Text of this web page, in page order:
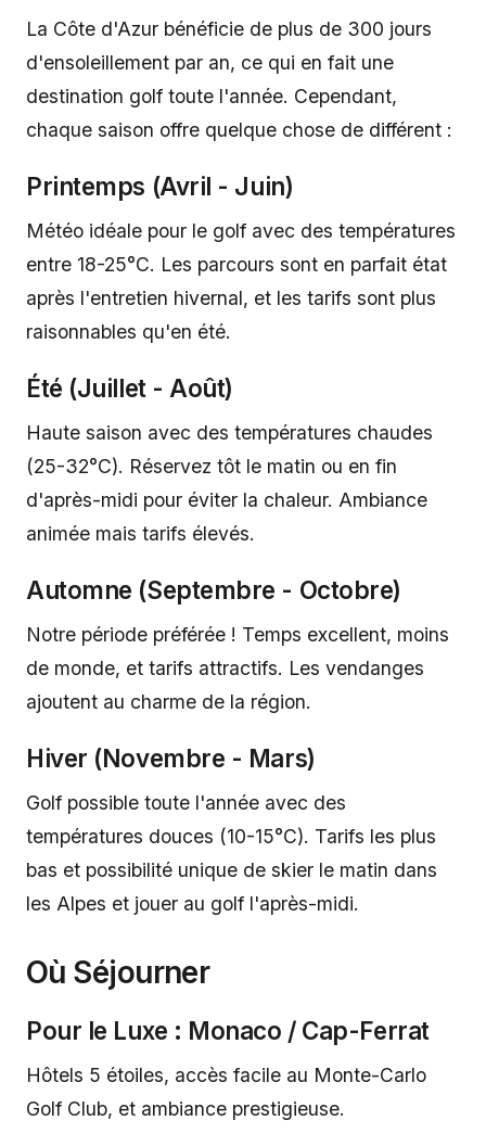
La Côte d'Azur bénéficie de plus de 300 jours
d'ensoleillement par an, ce qui en fait une
destination golf toute l'année. Cependant,
chaque saison offre quelque chose de différent :
Printemps (Avril - Juin)
Météo idéale pour le golf avec des températures
entre 18-25°C. Les parcours sont en parfait état
après l'entretien hivernal, et les tarifs sont plus
raisonnables qu'en été.
Été (Juillet - Août)
Haute saison avec des températures chaudes
(25-32°C). Réservez tôt le matin ou en fin
d'après-midi pour éviter la chaleur. Ambiance
animée mais tarifs élevés.
Automne (Septembre - Octobre)
Notre période préférée ! Temps excellent, moins
de monde, et tarifs attractifs. Les vendanges
ajoutent au charme de la région.
Hiver (Novembre - Mars)
Golf possible toute l'année avec des
températures douces (10-15°C). Tarifs les plus
bas et possibilité unique de skier le matin dans
les Alpes et jouer au golf l'après-midi.
Où Séjourner
Pour le Luxe : Monaco / Cap-Ferrat
Hôtels 5 étoiles, accès facile au Monte-Carlo
Golf Club, et ambiance prestigieuse.